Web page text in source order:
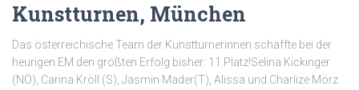
Kunstturnen, München
Das österreichische Team der Kunstturnerinnen schaffte bei der
heurigen EM den größten Erfolg bisher: 11.Platz!Selina Kickinger
(NÖ), Carina Kröll (S), Jasmin Mader(T), Alissa und Charlize Mörz